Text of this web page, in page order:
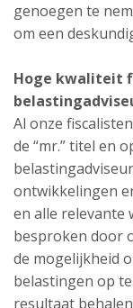
genoegen te
om een
Hoge kwaliteit
Al onze
de “mr.” titel en
ontwikkelingen
en alle relevante
besproken door
de mogelijkheid
belastingen op
resultaat